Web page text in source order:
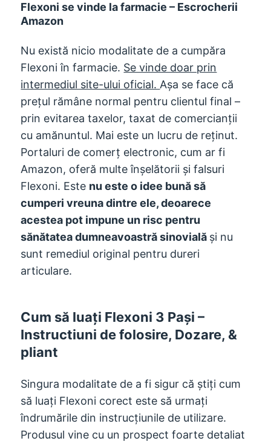
Flexoni se vinde la farmacie – Escrocherii
Amazon
Nu există nicio modalitate de a cumpăra
Flexoni în farmacie. Se vinde doar prin
intermediul site-ului oficial.Așa se face că
prețul rămâne normal pentru clientul final –
prin evitarea taxelor, taxat de comercianții
cu amănuntul. Mai este un lucru de reținut.
Portaluri de comerț electronic, cum ar fi
Amazon, oferă multe înșelătorii și falsuri
Flexoni. Este nu este o idee bună să
cumperi vreuna dintre ele, deoarece
acestea pot impune un risc pentru
sănătatea dumneavoastră sinovială și nu
sunt remediul original pentru dureri
articulare.
Cum să luați Flexoni 3 Pași –
Instructiuni de folosire, Dozare, &
pliant
Singura modalitate de a fi sigur că știți cum
să luați Flexoni corect este să urmați
îndrumările din instrucțiunile de utilizare.
Produsul vine cu un prospect foarte detaliat